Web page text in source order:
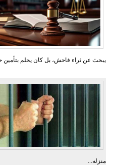
يبحث عن ثراء فاحش، بل كان يحلم بتأمين
منزله...